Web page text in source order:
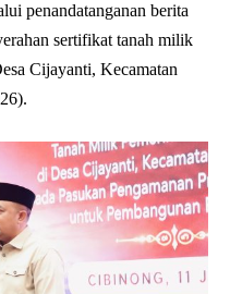
penandatanganan berita
sertifikat tanah milik
Cijayanti, Kecamatan